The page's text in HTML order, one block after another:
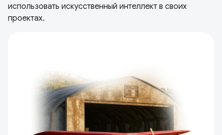
использовать искусственный интеллект в своих
проектах.